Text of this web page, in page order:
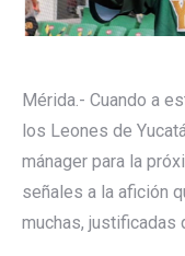
Mérida.- Cuando a
los Leones de
mánager para la
señales a la afición
muchas, justificadas